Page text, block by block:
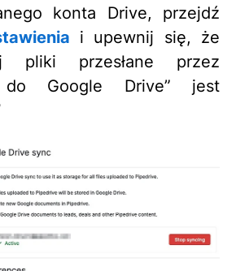
konta Drive, przejdź
i upewnij się, że
pliki przesłane przez
do Google Drive” jest